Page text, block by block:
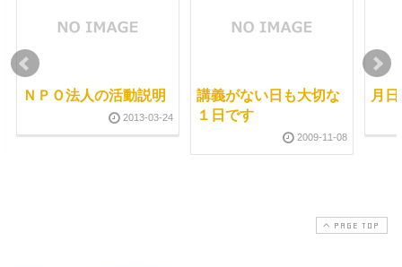
ＮＰＯ法人の活動説明
2013-03-24
講義がない日も大切な
１日です
2009-11-08
月
PAGE TOP